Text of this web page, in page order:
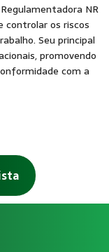
NR
controlar os riscos
Seu principal
promovendo
com a